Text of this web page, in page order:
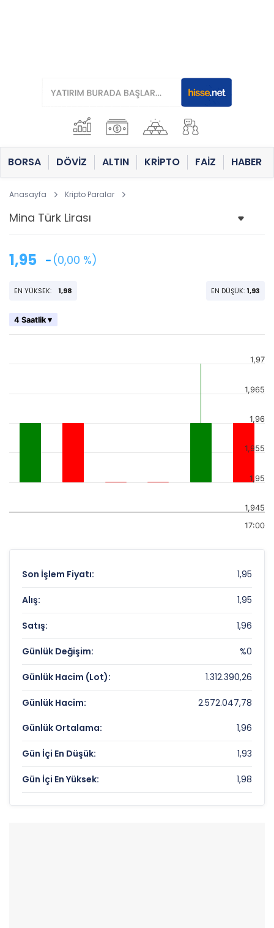
BORSA DÖVİZ ALTIN KRİPTO FAİZ HABER
Anasayfa Kripto Paralar
1,95 (0,00 %)
EN YÜKSEK: 1,98 EN DÜŞÜK: 1,93
4 Saatlik ▾
17:00
1,945
1,95
1,955
1,96
1,965
1,97
Son İşlem Fiyatı: 1,95
Alış: 1,95
Satış: 1,96
Günlük Değişim: %0
Günlük Hacim (Lot): 1.312.390,26
Günlük Hacim: 2.572.047,78
Günlük Ortalama: 1,96
Gün İçi En Düşük: 1,93
Gün İçi En Yüksek: 1,98